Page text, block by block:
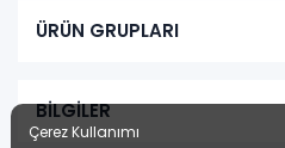
ÜRÜN GRUPLARI
BİLGİLER
Çerez Kullanımı